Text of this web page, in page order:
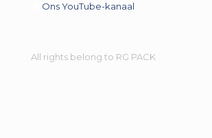
Ons YouTube-kanaal
All rights belong to RG PACK